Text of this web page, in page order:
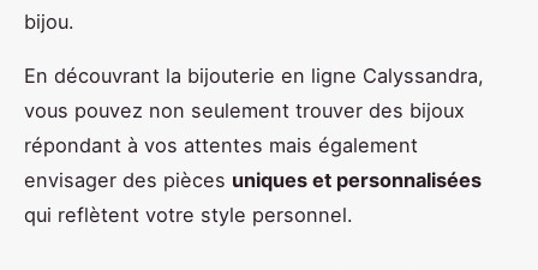
bijou.
En découvrant la bijouterie en ligne Calyssandra,
vous pouvez non seulement trouver des bijoux
répondant à vos attentes mais également
envisager des pièces uniques et personnalisées
qui reflètent votre style personnel.